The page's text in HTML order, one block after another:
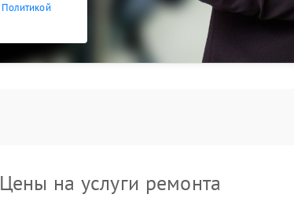
Политикой
Цены на услуги ремонта